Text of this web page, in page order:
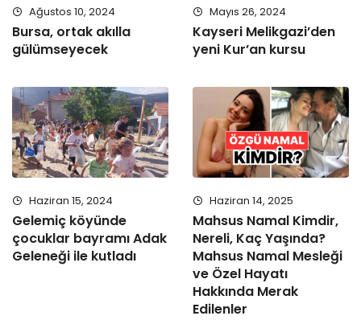
Ağustos 10, 2024
Bursa, ortak akılla
gülümseyecek
Mayıs 26, 2024
Kayseri Melikgazi’den
yeni Kur’an kursu
Haziran 15, 2024
Gelemiç köyünde
çocuklar bayramı Adak
Geleneği ile kutladı
Haziran 14, 2025
Mahsus Namal Kimdir,
Nereli, Kaç Yaşında?
Mahsus Namal Mesleği
ve Özel Hayatı
Hakkında Merak
Edilenler